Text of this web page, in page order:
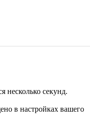
несколько секунд.
в настройках вашего